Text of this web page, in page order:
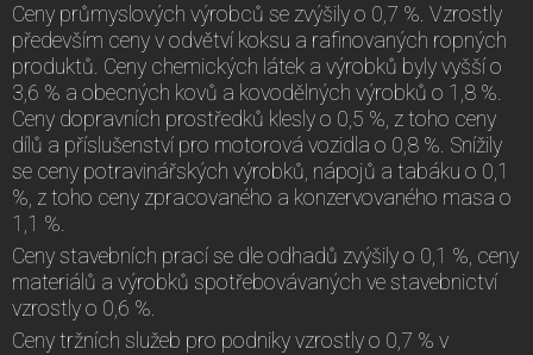
Ceny průmyslových výrobců se zvýšily o 0,7 %. Vzrostly
především ceny v odvětví koksu a rafinovaných ropných
produktů. Ceny chemických látek a výrobků byly vyšší o
3,6 % a obecných kovů a kovodělných výrobků o 1,8 %.
Ceny dopravních prostředků klesly o 0,5 %, z toho ceny
dílů a příslušenství pro motorová vozidla o 0,8 %. Snížily
se ceny potravinářských výrobků, nápojů a tabáku o 0,1
%, z toho ceny zpracovaného a konzervovaného masa o
1,1 %.
Ceny stavebních prací se dle odhadů zvýšily o 0,1 %, ceny
materiálů a výrobků spotřebovávaných ve stavebnictví
vzrostly o 0,6 %.
Ceny tržních služeb pro podniky vzrostly o 0,7 % v